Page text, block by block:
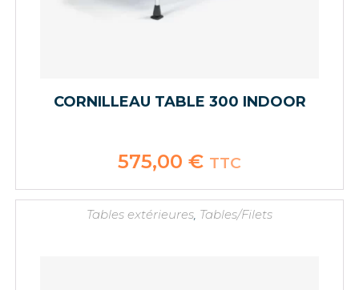
CORNILLEAU TABLE 300 INDOOR
575,00 € TTC
Tables extérieures, Tables/Filets